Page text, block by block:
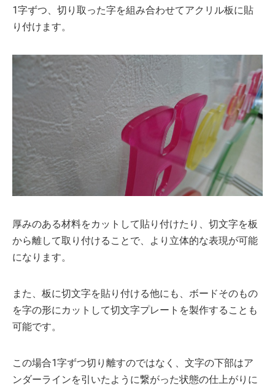
1字ずつ、切り取った字を組み合わせてアクリル板に貼
り付けます。
厚みのある材料をカットして貼り付けたり、切文字を板
から離して取り付けることで、より立体的な表現が可能
になります。
また、板に切文字を貼り付ける他にも、ボードそのもの
を字の形にカットして切文字プレートを製作することも
可能です。
この場合1字ずつ切り離すのではなく、文字の下部はア
ンダーラインを引いたように繋がった状態の仕上がりに